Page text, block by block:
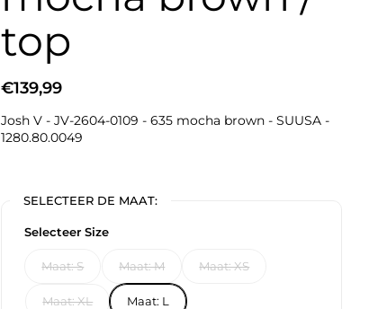
top
€139,99
Josh V - JV-2604-0109 - 635 mocha brown - SUUSA -
1280.80.0049
SELECTEER DE MAAT:
Selecteer Size
Maat: S Maat: M Maat: XS
Maat: XL Maat: L